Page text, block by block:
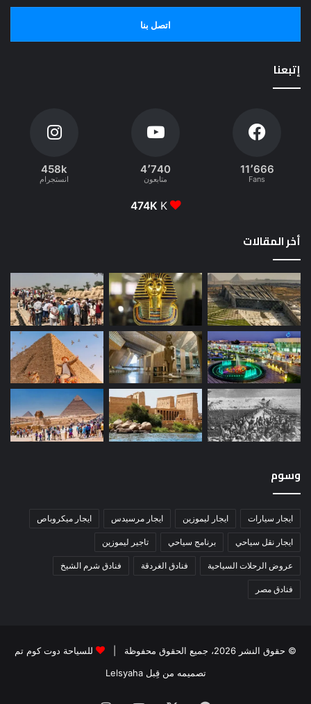
اتصل بنا
إتبعنا
11٬666
Fans
4٬740
متابعون
458k
انستجرام
474K K
أخر المقالات
وسوم
ايجار سيارات ايجار ليموزين ايجار مرسيدس ايجار ميكروباص
ايجار نقل سياحي برنامج سياحي تاجير ليموزين
عروض الرحلات السياحية فنادق الغردقة فنادق شرم الشيخ
فنادق مصر
© حقوق النشر 2026، جميع الحقوق محفوظة |
للسياحة دوت كوم تم
تصميمه من قِبل Lelsyaha